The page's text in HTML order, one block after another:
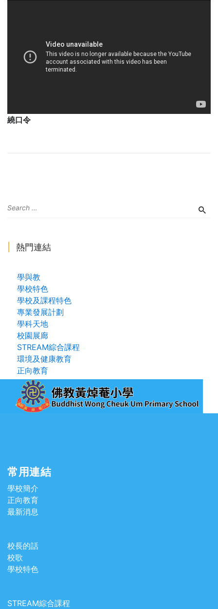
繞口令
熱門連結
學與教
學校特色
學校及課程特色
專業發展計劃
學科天地
校園展廊
STREAM綜合課程
環境及健康教育
正向教育
常用連結
學校簡介
正向教育
最新消息
校長的話
校歌
學校特色
STREAM綜合課程